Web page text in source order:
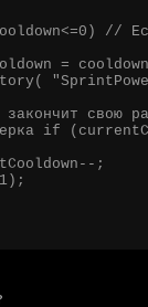
//
=
свою
if
;